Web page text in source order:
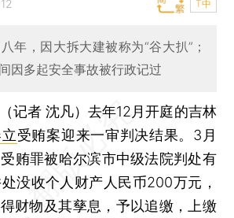
T中
年，因大拆大建被称为“谷大扒”；
因多起安全事故被行政记过
记者 沈凡）去年12月开庭的吉林
受贿案迎来一审判决结果。3月
贿罪被哈尔滨市中级法院判处有
没收个人财产人民币200万元，
财物及其孳息，予以追缴，上缴